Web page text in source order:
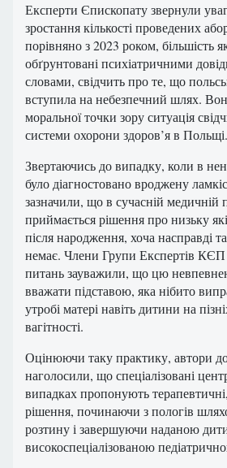
Експерти Єпископату звернули
зростання кількості проведених
порівняно з 2023 роком, більшість
обґрунтовані психіатричними
словами, свідчить про те, що
вступила на небезпечний шлях.
моральної точки зору ситуація
системи охорони здоров’я в Польщі.
Звертаючись до випадку, коли в
було діагностовано вроджену
зазначили, що в сучасній медичній
приймається рішення про низьку
після народження, хоча насправді
немає. Члени Групи Експертів КЄП
питань зауважили, що цю
вважати підставою, яка нібито
утробі матері навіть дитини на
вагітності.
Оцінюючи таку практику, автори
наголосили, що спеціалізовані
випадках пропонують
рішення, починаючи з пологів
розтину і завершуючи наданою
високоспеціалізованою